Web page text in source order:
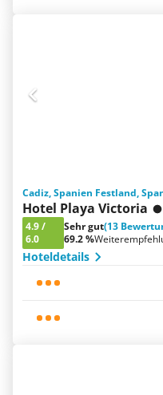
Cadiz, Spanien Festland,
Hotel Playa Victoria
4.9/
6.0
Sehr gut(13
69.2 %
Hoteldetails